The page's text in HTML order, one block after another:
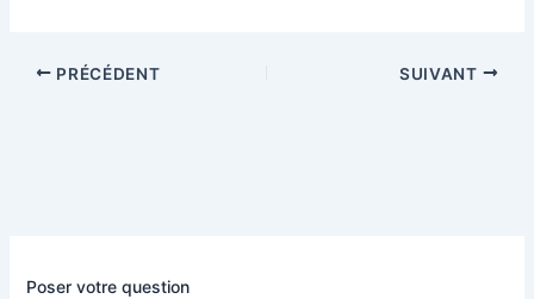
Poser votre question
PRÉCÉDENT SUIVANT